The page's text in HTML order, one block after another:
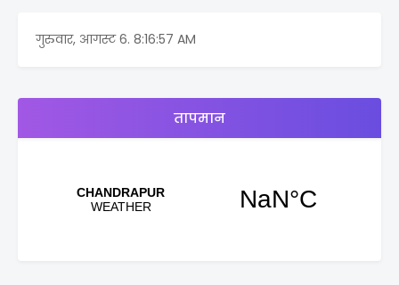
गुरुवार, आगस्ट 6. 8:16:57 AM
तापमान